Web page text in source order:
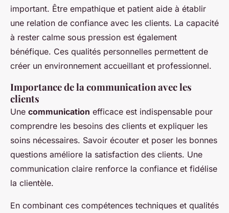
important. Être empathique et patient aide à établir
une relation de confiance avec les clients. La capacité
à rester calme sous pression est également
bénéfique. Ces qualités personnelles permettent de
créer un environnement accueillant et professionnel.
Importance de la communication avec les
clients
Une communication efficace est indispensable pour
comprendre les besoins des clients et expliquer les
soins nécessaires. Savoir écouter et poser les bonnes
questions améliore la satisfaction des clients. Une
communication claire renforce la confiance et fidélise
la clientèle.
En combinant ces compétences techniques et qualités